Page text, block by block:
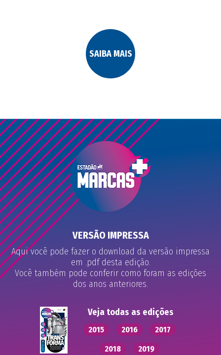
SAIBA MAIS
VERSÃO IMPRESSA
Aqui você pode fazer o download da versão impressa
em .pdf desta edição.
Você também pode conferir como foram as edições
dos anos anteriores.
Veja todas as edições
2015 2016 2017
2018 2019